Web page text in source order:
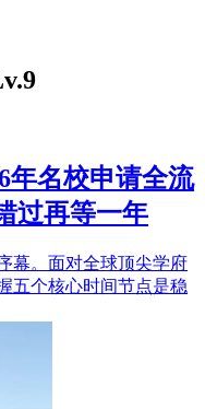
年名校申请全流
过再等一年
幕。面对全球顶尖学府
五个核心时间节点是稳